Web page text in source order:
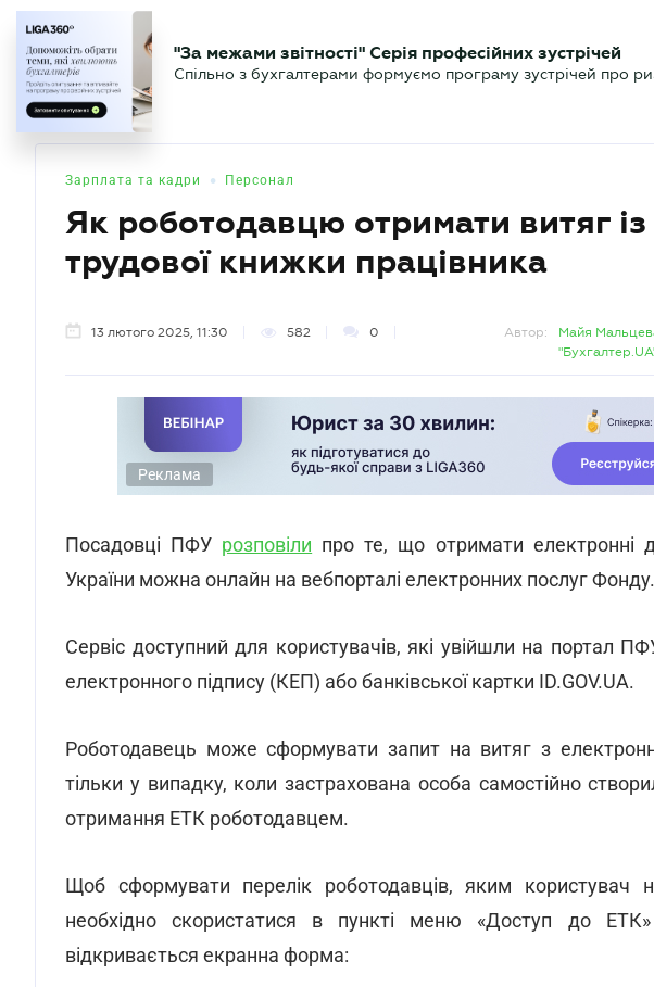
БУХГАЛТЕР Новини Аналітика Календар Актуально
"За межами звітності" Серія професійних зустрічей
Спільно з бухгалтерами формуємо програму зустрічей про
Зарплата та кадри • Персонал
Як роботодавцю отримати витяг із
трудової книжки працівника
13 лютого 2025, 11:30 582 0 Автор:
Майя
Реклама
Посадовці ПФУ розповіли про те, що отримати електронні
України можна онлайн на вебпорталі електронних послуг Фонду.
Сервіс доступний для користувачів, які увійшли на портал
електронного підпису (КЕП) або банківської картки ID.GOV.UA.
Роботодавець може сформувати запит на витяг з
тільки у випадку, коли застрахована особа самостійно
отримання ЕТК роботодавцем.
Щоб сформувати перелік роботодавців, яким користувач
необхідно скористатися в пункті меню «Доступ до
відкривається екранна форма: